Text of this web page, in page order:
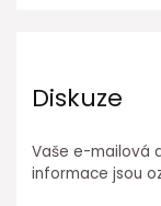
Diskuze
Vaše e-mailová
informace jsou